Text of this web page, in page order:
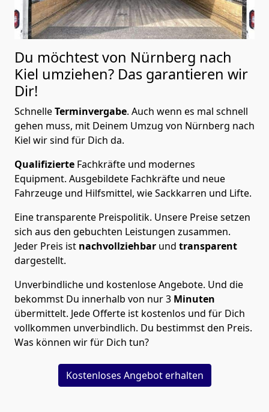
Du möchtest von Nürnberg nach
Kiel umziehen? Das garantieren wir
Dir!
SchnelleTerminvergabe. Auch wenn es mal schnell
gehen muss, mit Deinem Umzug von Nürnberg nach
Kiel wir sind für Dich da.
Qualifizierte Fachkräfte und modernes
Equipment. Ausgebildete Fachkräfte und neue
Fahrzeuge und Hilfsmittel, wie Sackkarren und Lifte.
Eine transparente Preispolitik. Unsere Preise setzen
sich aus den gebuchten Leistungen zusammen.
Jeder Preis ist nachvollziehbar und transparent
dargestellt.
Unverbindliche und kostenlose Angebote. Und die
bekommst Du innerhalb von nur3 Minuten
übermittelt. Jede Offerte ist kostenlos und für Dich
vollkommen unverbindlich. Du bestimmst den Preis.
Was können wir für Dich tun?
Kostenloses Angebot erhalten